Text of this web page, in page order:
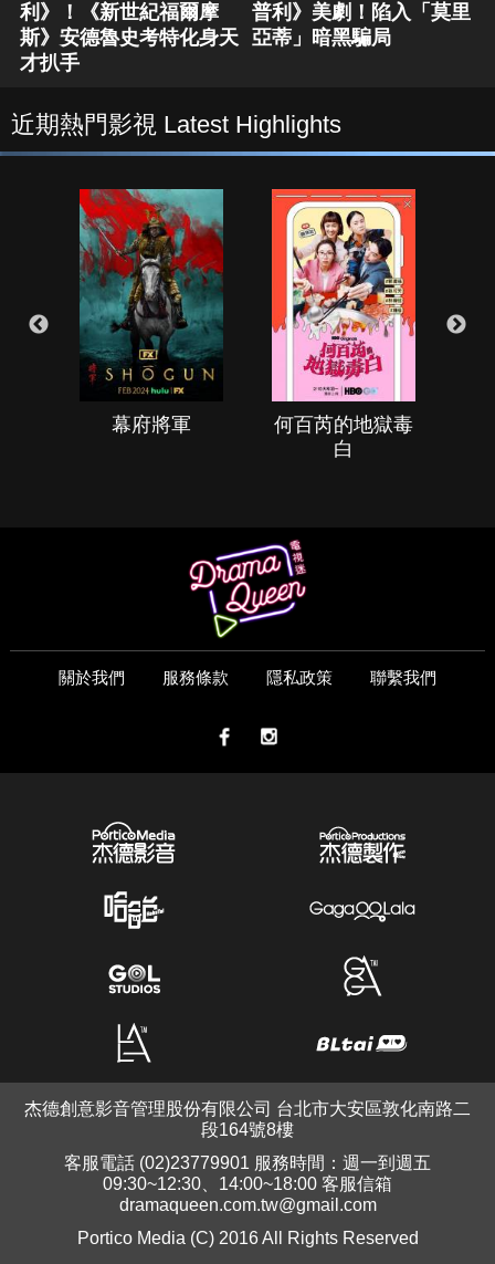
利》！《新世紀福爾摩
斯》安德魯史考特化身天
才扒手
普利》美劇！陷入「莫里
亞蒂」暗黑騙局
近期熱門影視 Latest Highlights
幕府將軍
何百芮的地獄毒
白
關於我們 服務條款 隱私政策 聯繫我們
杰德創意影音管理股份有限公司 台北市大安區敦化南路二
段164號8樓
客服電話 (02)23779901 服務時間：週一到週五
09:30~12:30、14:00~18:00 客服信箱
dramaqueen.com.tw@gmail.com
Portico Media (C) 2016 All Rights Reserved